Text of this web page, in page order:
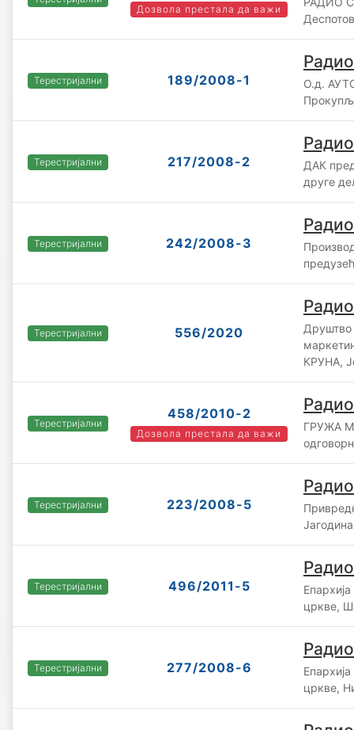
Дозвола престала да важи
Терестријални 189/2008-1
О.д.
Терестријални 217/2008-2
ДАК
друге
Терестријални 242/2008-3
Терестријални 556/2020
Друштво
КРУНА,
Терестријални
458/2010-2
Дозвола престала да важи
ГРУЖА
Терестријални 223/2008-5
Јагодина
Терестријални 496/2011-5
цркве,
Терестријални 277/2008-6
цркве,